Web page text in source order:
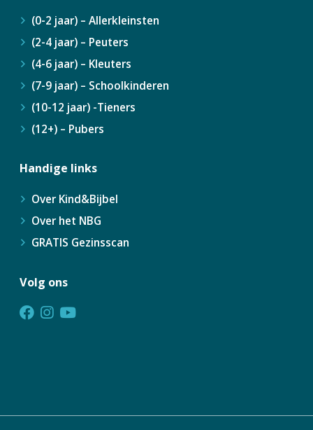
(0-2 jaar) – Allerkleinsten
(2-4 jaar) – Peuters
(4-6 jaar) – Kleuters
(7-9 jaar) – Schoolkinderen
(10-12 jaar) -Tieners
(12+) – Pubers
Handige links
Over Kind&Bijbel
Over het NBG
GRATIS Gezinsscan
Volg ons